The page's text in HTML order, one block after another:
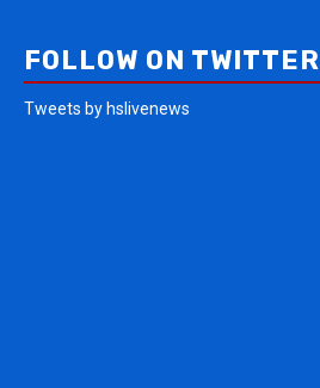
FOLLOW ON TWITTER
Tweets by hslivenews